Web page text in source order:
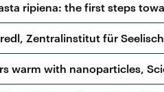
ripiena: the first steps
Zentralinstitut für
warm with nanoparticles,